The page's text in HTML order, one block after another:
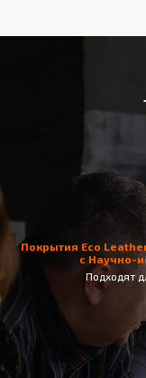
Покрытия Eco
с Научно-
Подходят